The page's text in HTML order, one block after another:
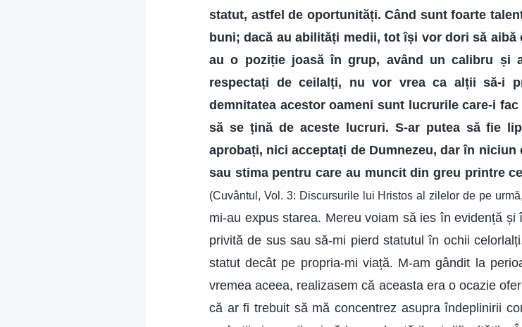
statut, astfel de oportunități. Când sunt foarte
buni; dacă au abilități medii, tot își vor dori să
au o poziție joasă în grup, având un calibru și
respectați de ceilalți, nu vor vrea ca alții să-i
demnitatea acestor oameni sunt lucrurile care-i
să se țină de aceste lucruri. S-ar putea să fie
aprobați, nici acceptați de Dumnezeu, dar în
sau stima pentru care au muncit din greu printre
(Cuvântul, Vol. 3: Discursurile lui Hristos al zilelor de pe
mi-au expus starea. Mereu voiam să ies în evidență
privită de sus sau să-mi pierd statutul în ochii
statut decât pe propria-mi viață. M-am gândit la
vremea aceea, realizasem că aceasta era o ocazie
că ar fi trebuit să mă concentrez asupra îndeplinirii